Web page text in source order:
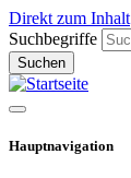
Direkt zum Inhalt
Suchbegriffe
Hauptnavigation